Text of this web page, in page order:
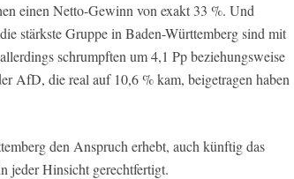
einen Netto-Gewinn von exakt 33 %. Und
stärkste Gruppe in Baden-Württemberg sind mit
schrumpften um 4,1 Pp beziehungsweise
AfD, die real auf 10,6 % kam, beigetragen haben
den Anspruch erhebt, auch künftig das
jeder Hinsicht gerechtfertigt.